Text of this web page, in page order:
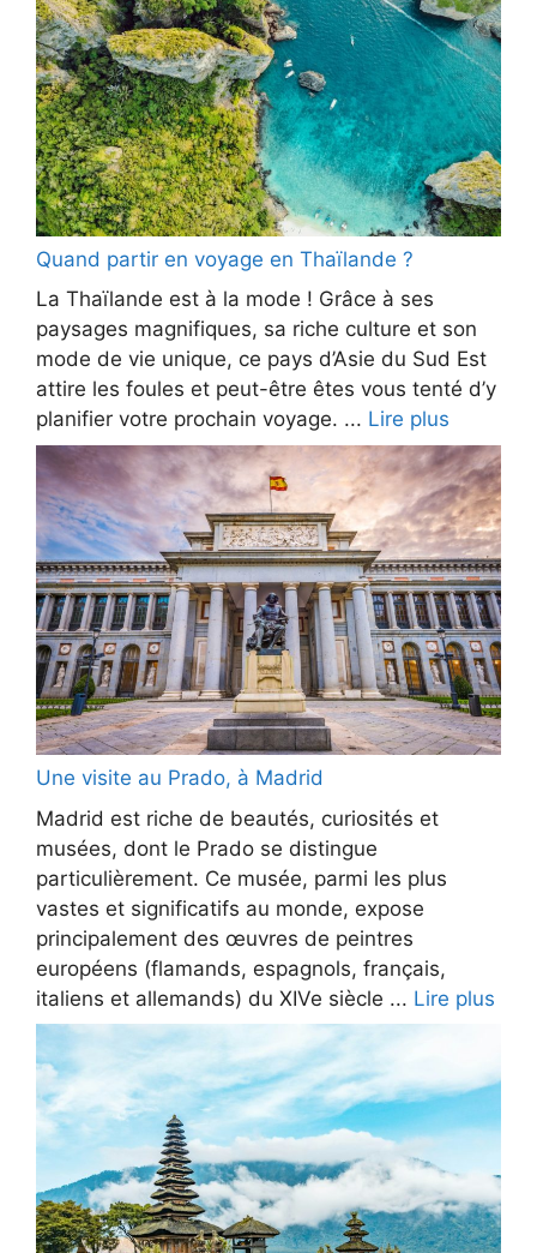
Quand partir en voyage en Thaïlande ?
La Thaïlande est à la mode ! Grâce à ses
paysages magnifiques, sa riche culture et son
mode de vie unique, ce pays d’Asie du Sud Est
attire les foules et peut-être êtes vous tenté d’y
planifier votre prochain voyage. ... Lire plus
Une visite au Prado, à Madrid
Madrid est riche de beautés, curiosités et
musées, dont le Prado se distingue
particulièrement. Ce musée, parmi les plus
vastes et significatifs au monde, expose
principalement des œuvres de peintres
européens (flamands, espagnols, français,
italiens et allemands) du XIVe siècle ... Lire plus